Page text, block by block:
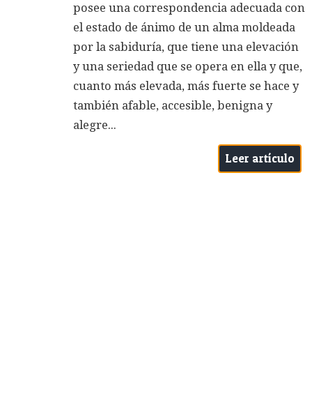
posee una correspondencia adecuada con
el estado de ánimo de un alma moldeada
por la sabiduría, que tiene una elevación
y una seriedad que se opera en ella y que,
cuanto más elevada, más fuerte se hace y
también afable, accesible, benigna y
alegre...
Leer artículo